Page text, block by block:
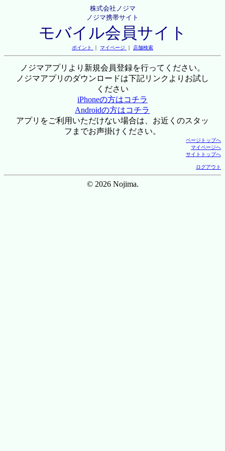
株式会社ノジマ
ノジマ携帯サイト
モバイル会員サイト
ポイント ｜ マイページ ｜ 店舗検索
ノジマアプリより新規会員登録を行ってください。
ノジマアプリのダウンロードは下記リンクよりお試し
ください
iPhoneの方はコチラ
Androidの方はコチラ
アプリをご利用いただけない場合は、お近くのスタッ
フまでお声掛けください。
ページトップへ
マイページへ
サイトトップへ
ログアウト
© 2026 Nojima.